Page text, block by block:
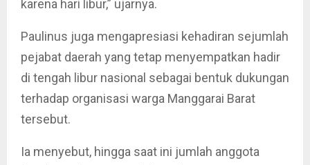
karena hari libur,” ujarnya.
Paulinus juga mengapresiasi kehadiran sejumlah
pejabat daerah yang tetap menyempatkan hadir
di tengah libur nasional sebagai bentuk dukungan
terhadap organisasi warga Manggarai Barat
tersebut.
Ia menyebut, hingga saat ini jumlah anggota